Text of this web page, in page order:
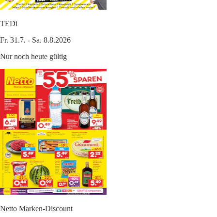
TEDi
Fr. 31.7. - Sa. 8.8.2026
Nur noch heute gültig
Netto Marken-Discount